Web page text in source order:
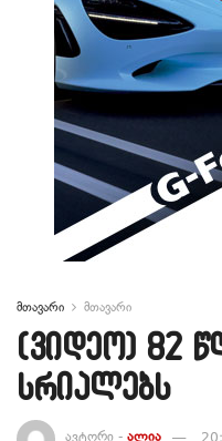
მთავარი მთავარი
(ვიდეო) 82
სრიალებს
ავტორი - ალია